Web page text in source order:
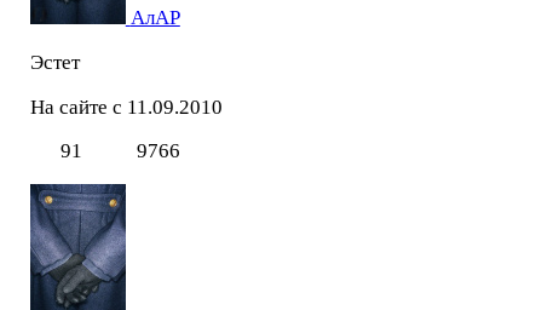
АлАР
Эстет
На сайте с 11.09.2010
91
9766